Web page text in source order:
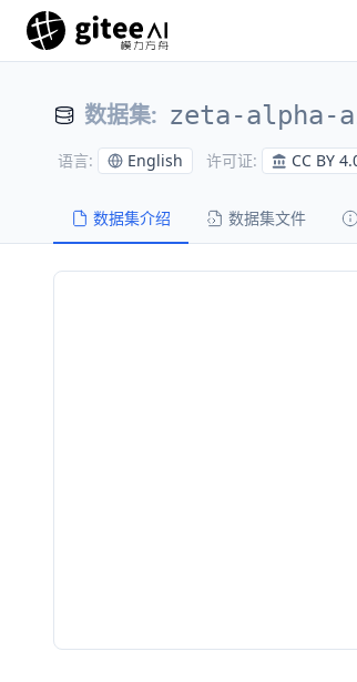
数据集: zeta-alpha-
语言: English 许可证: CC BY
数据集介绍 数据集文件